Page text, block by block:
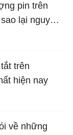
pin trên
lại nguy
trên
hiện nay
về những